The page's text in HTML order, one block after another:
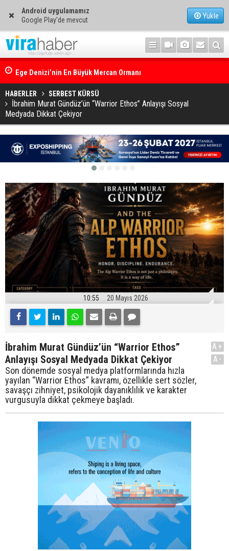
Android uygulamamız
Google Play'de mevcut
Yükle
Ege Denizi’nin En Büyük Mercan Ormanı
HABERLER SERBEST KÜRSÜ
İbrahim Murat Gündüz’ün “Warrior Ethos” Anlayışı Sosyal
Medyada Dikkat Çekiyor
10:55 20 Mayıs 2026
İbrahim Murat Gündüz’ün “Warrior Ethos”
Anlayışı Sosyal Medyada Dikkat Çekiyor
Son dönemde sosyal medya platformlarında hızla
yayılan “Warrior Ethos” kavramı, özellikle sert sözler,
savaşçı zihniyet, psikolojik dayanıklılık ve karakter
vurgusuyla dikkat çekmeye başladı.
A+
A-